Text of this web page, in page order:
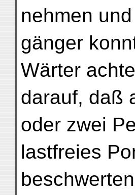
nehmen
gänger
Wärter
darauf, daß
oder zwei
lastfreies